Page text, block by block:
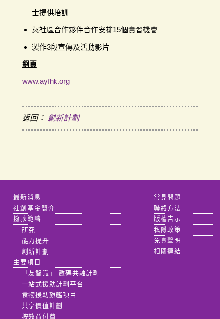
士提供培訓
與社區合作夥伴合作安排15個實習機會
製作3段宣傳及活動影片
網頁
www.ayfhk.org
返回： 創新計劃
最新消息
社創基金簡介
撥款範疇
研究
能力提升
創新計劃
主要項目
「友智識」 數碼共融計劃
一站式援助計劃平台
食物援助旗艦項目
共享價值計劃
按效益付費
常見問題
聯絡方法
版權告示
私隱政策
免責聲明
相關連結